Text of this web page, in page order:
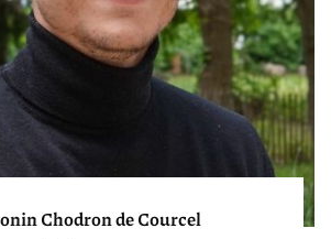
Chodron de Courcel